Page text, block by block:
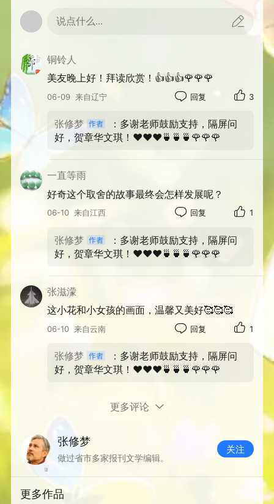
为成长。
清风徐徐，蝶舞蜂鸣，小花肆意盛放。一
念取舍之间，留住了繁花美景，也读懂了人生
真谛。
更新于 06-09
说点什么...
铜铃人
美友晚上好！拜读欣赏！👍👍👍🌹🌹🌹
06-09 来自辽宁 回复 3
张修梦
：多谢老师鼓励支持，隔屏问
好，贺章华文琪！❤️❤️❤️🍵🍵🍵🌹🌹🌹
一直等雨
好奇这个取舍的故事最终会怎样发展呢？
06-10 来自江西 回复 1
张修梦
：多谢老师鼓励支持，隔屏问
好，贺章华文琪！❤️❤️❤️🍵🍵🍵🌹🌹🌹
张滋濛
这小花和小女孩的画面，温馨又美好🥰🥰🥰
06-10 来自云南 回复 1
张修梦
：多谢老师鼓励支持，隔屏问
好，贺章华文琪！❤️❤️❤️🍵🍵🍵🌹🌹🌹
更多评论
张修梦
做过省市多家报刊文学编辑。
关注
更多作品